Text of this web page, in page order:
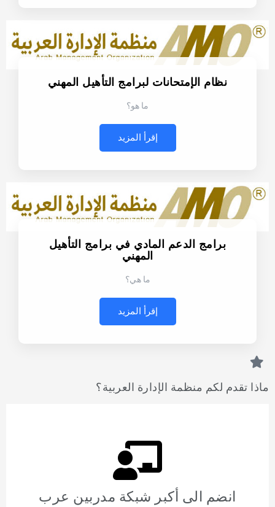
نظام الإمتحانات لبرامج التأهيل المهني
ما هو؟
إقرأ المزيد
برامج الدعم المادي في برامج التأهيل
المهني
ما هي؟
إقرأ المزيد
ماذا تقدم لكم منظمة الإدارة العربية؟
انضم الى أكبر شبكة مدربين عرب